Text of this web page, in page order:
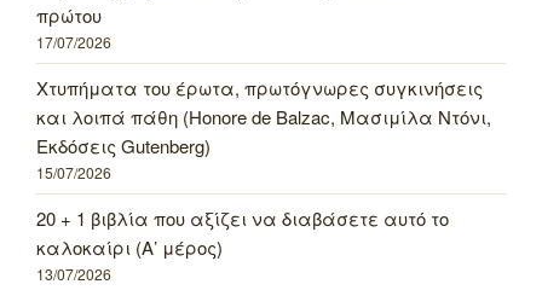
πρώτου
17/07/2026
Χτυπήματα του έρωτα, πρωτόγνωρες συγκινήσεις
και λοιπά πάθη (Honore de Balzac, Μασιμίλα Ντόνι,
Εκδόσεις Gutenberg)
15/07/2026
20 + 1 βιβλία που αξίζει να διαβάσετε αυτό το
καλοκαίρι (Α’ μέρος)
13/07/2026